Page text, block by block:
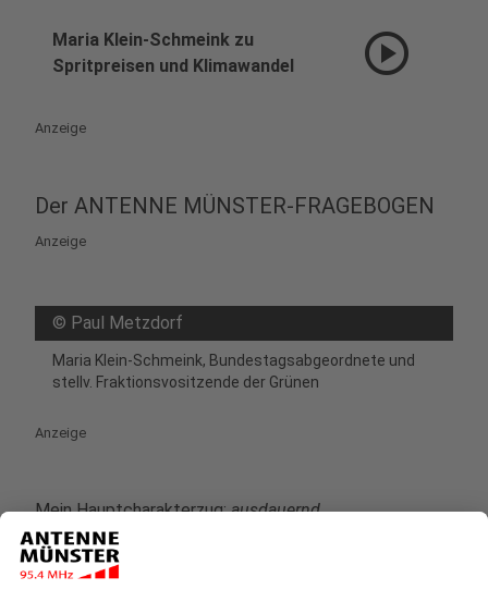
Maria Klein-Schmeink zu
Spritpreisen und Klimawandel
play_circle
Anzeige
Der ANTENNE MÜNSTER-FRAGEBOGEN
Anzeige
© Paul Metzdorf
Maria Klein-Schmeink, Bundestagsabgeordnete und
stellv. Fraktionsvositzende der Grünen
Anzeige
Mein Hauptcharakterzug:ausdauernd
Mein Markenzeichen: